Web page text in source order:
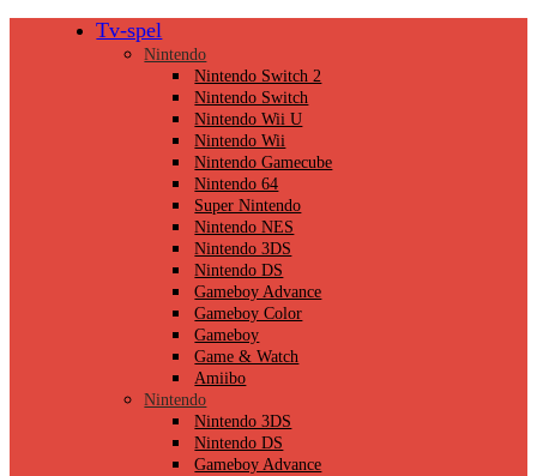
Tv-spel
Nintendo
Nintendo Switch 2
Nintendo Switch
Nintendo Wii U
Nintendo Wii
Nintendo Gamecube
Nintendo 64
Super Nintendo
Nintendo NES
Nintendo 3DS
Nintendo DS
Gameboy Advance
Gameboy Color
Gameboy
Game & Watch
Amiibo
Nintendo
Nintendo 3DS
Nintendo DS
Gameboy Advance